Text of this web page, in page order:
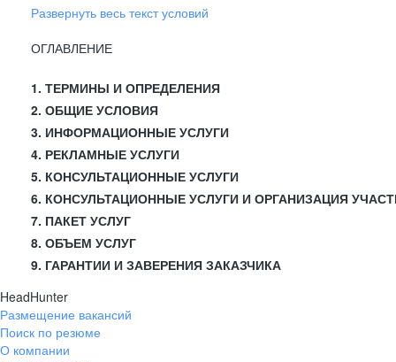
Развернуть весь текст условий
ОГЛАВЛЕНИЕ
1. ТЕРМИНЫ И ОПРЕДЕЛЕНИЯ
2. ОБЩИЕ УСЛОВИЯ
3. ИНФОРМАЦИОННЫЕ УСЛУГИ
4. РЕКЛАМНЫЕ УСЛУГИ
5. КОНСУЛЬТАЦИОННЫЕ УСЛУГИ
6. КОНСУЛЬТАЦИОННЫЕ УСЛУГИ И ОРГАНИЗАЦИЯ
7. ПАКЕТ УСЛУГ
8. ОБЪЕМ УСЛУГ
9. ГАРАНТИИ И ЗАВЕРЕНИЯ ЗАКАЗЧИКА
HeadHunter
Размещение вакансий
Поиск по резюме
О компании